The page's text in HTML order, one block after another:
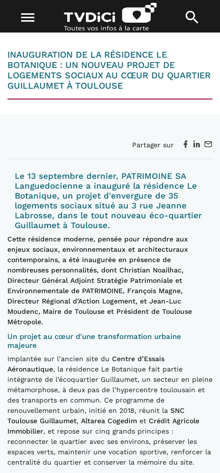
INAUGURATION DE LA RÉSIDENCE LE
BOTANIQUE : UN NOUVEAU PROJET DE
LOGEMENTS SOCIAUX AU CŒUR DU QUARTIER
GUILLAUMET À TOULOUSE
Partager sur
Le 13 septembre dernier, PATRIMOINE SA
Languedocienne a inauguré la résidence Le
Botanique, un projet d'envergure de 35
logements sociaux situé au 3 rue Jeanne
Labrosse, dans le tout nouveau éco-quartier
Guillaumet à Toulouse.
Cette résidence moderne, pensée pour répondre aux
enjeux sociaux, environnementaux et architecturaux
contemporains, a été inaugurée en présence de
nombreuses personnalités, dont Christian Noailhac,
Directeur Général Adjoint Stratégie Patrimoniale et
Environnementale de PATRIMOINE, François Magne,
Directeur Régional d’Action Logement, et Jean-Luc
Moudenc, Maire de Toulouse et Président de Toulouse
Métropole.
Un projet au cœur d'une transformation urbaine
majeure
Implantée sur l’ancien site du Centre d’Essais
Aéronautique, la résidence Le Botanique fait partie
intégrante de l’écoquartier Guillaumet, un secteur en pleine
métamorphose, à deux pas de l’hypercentre toulousain et
des transports en commun. Ce programme de
renouvellement urbain, initié en 2018, réunit la SNC
Toulouse Guillaumet, Altarea Cogedim et Crédit Agricole
Immobilier, et repose sur cinq grands principes :
reconnecter le quartier avec ses environs, préserver les
espaces verts, maintenir une vocation sportive, renforcer la
centralité du quartier et conserver la mémoire du site.